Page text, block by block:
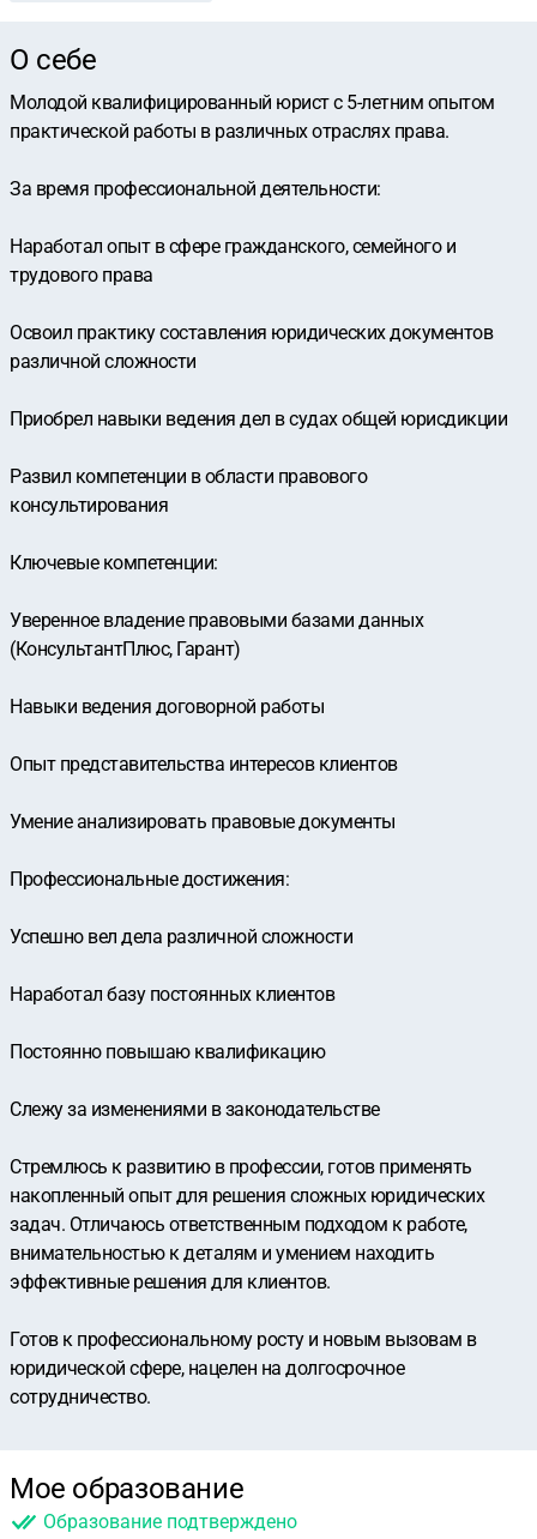
О себе
Молодой квалифицированный юрист с 5-летним опытом
практической работы в различных отраслях права.
За время профессиональной деятельности:
Наработал опыт в сфере гражданского, семейного и
трудового права
Освоил практику составления юридических документов
различной сложности
Приобрел навыки ведения дел в судах общей юрисдикции
Развил компетенции в области правового
консультирования
Ключевые компетенции:
Уверенное владение правовыми базами данных
(КонсультантПлюс, Гарант)
Навыки ведения договорной работы
Опыт представительства интересов клиентов
Умение анализировать правовые документы
Профессиональные достижения:
Успешно вел дела различной сложности
Наработал базу постоянных клиентов
Постоянно повышаю квалификацию
Слежу за изменениями в законодательстве
Стремлюсь к развитию в профессии, готов применять
накопленный опыт для решения сложных юридических
задач. Отличаюсь ответственным подходом к работе,
внимательностью к деталям и умением находить
эффективные решения для клиентов.
Готов к профессиональному росту и новым вызовам в
юридической сфере, нацелен на долгосрочное
сотрудничество.
Мое образование
Образование подтверждено